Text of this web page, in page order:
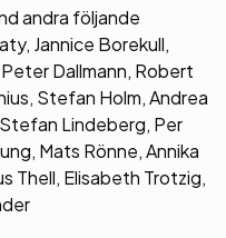
andra följande
Jannice Borekull,
Dallmann, Robert
Stefan Holm, Andrea
Stefan Lindeberg, Per
Mats Rönne, Annika
Thell, Elisabeth Trotzig,